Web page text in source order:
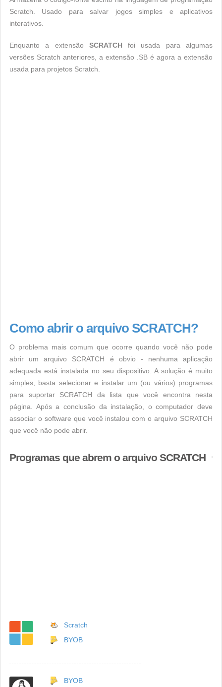
Scratch. Usado para salvar jogos simples e aplicativos
interativos.
Enquanto a extensão SCRATCH foi usada para algumas
versões Scratch anteriores, a extensão .SB é agora a extensão
usada para projetos Scratch.
Como abrir o arquivo SCRATCH?
O problema mais comum que ocorre quando você não pode
abrir um arquivo SCRATCH é obvio - nenhuma aplicação
adequada está instalada no seu dispositivo. A solução é muito
simples, basta selecionar e instalar um (ou vários) programas
para suportar SCRATCH da lista que você encontra nesta
página. Após a conclusão da instalação, o computador deve
associar o software que você instalou com o arquivo SCRATCH
que você não pode abrir.
Programas que abrem o arquivo SCRATCH
Scratch
BYOB
BYOB